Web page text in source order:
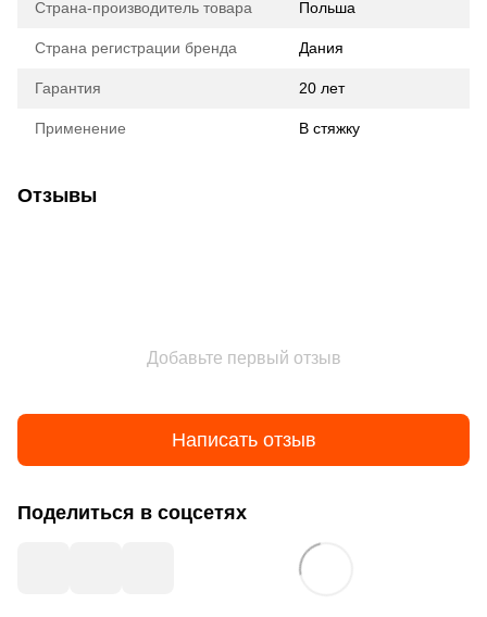
Страна-производитель товара Польша
Страна регистрации бренда Дания
Гарантия 20 лет
Применение В стяжку
Отзывы
Добавьте первый отзыв
Написать отзыв
Поделиться в соцсетях